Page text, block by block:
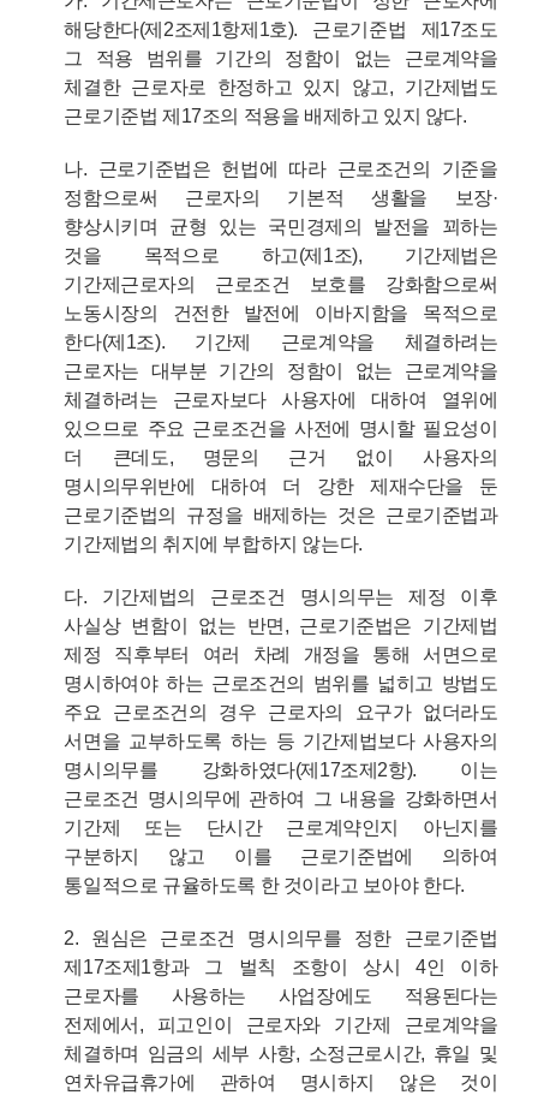
해당한다(제2조제1항제1호). 근로기준법 제17조도
그 적용 범위를 기간의 정함이 없는 근로계약을
체결한 근로자로 한정하고 있지 않고, 기간제법도
근로기준법 제17조의 적용을 배제하고 있지 않다.
나. 근로기준법은 헌법에 따라 근로조건의 기준을
정함으로써 근로자의 기본적 생활을 보장·
향상시키며 균형 있는 국민경제의 발전을 꾀하는
것을 목적으로 하고(제1조), 기간제법은
기간제근로자의 근로조건 보호를 강화함으로써
노동시장의 건전한 발전에 이바지함을 목적으로
한다(제1조). 기간제 근로계약을 체결하려는
근로자는 대부분 기간의 정함이 없는 근로계약을
체결하려는 근로자보다 사용자에 대하여 열위에
있으므로 주요 근로조건을 사전에 명시할 필요성이
더 큰데도, 명문의 근거 없이 사용자의
명시의무위반에 대하여 더 강한 제재수단을 둔
근로기준법의 규정을 배제하는 것은 근로기준법과
기간제법의 취지에 부합하지 않는다.
다. 기간제법의 근로조건 명시의무는 제정 이후
사실상 변함이 없는 반면, 근로기준법은 기간제법
제정 직후부터 여러 차례 개정을 통해 서면으로
명시하여야 하는 근로조건의 범위를 넓히고 방법도
주요 근로조건의 경우 근로자의 요구가 없더라도
서면을 교부하도록 하는 등 기간제법보다 사용자의
명시의무를 강화하였다(제17조제2항). 이는
근로조건 명시의무에 관하여 그 내용을 강화하면서
기간제 또는 단시간 근로계약인지 아닌지를
구분하지 않고 이를 근로기준법에 의하여
통일적으로 규율하도록 한 것이라고 보아야 한다.
2. 원심은 근로조건 명시의무를 정한 근로기준법
제17조제1항과 그 벌칙 조항이 상시 4인 이하
근로자를 사용하는 사업장에도 적용된다는
전제에서, 피고인이 근로자와 기간제 근로계약을
체결하며 임금의 세부 사항, 소정근로시간, 휴일 및
연차유급휴가에 관하여 명시하지 않은 것이